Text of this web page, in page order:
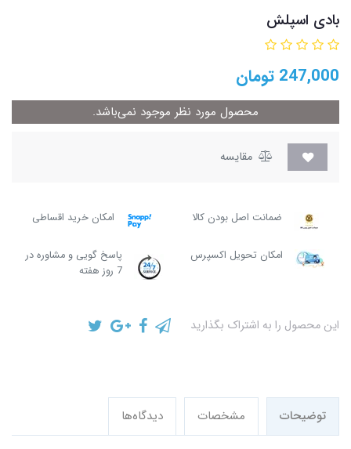
بادی اسپلش
247,000 تومان
محصول مورد نظر موجود نمی‌باشد.
مقایسه
ضمانت اصل بودن کالا امکان خرید اقساطی
امکان تحویل اکسپرس
پاسخ گویی و مشاوره در
7 روز هفته
این محصول را به اشتراک بگذارید
توضیحات مشخصات دیدگاه‌ها